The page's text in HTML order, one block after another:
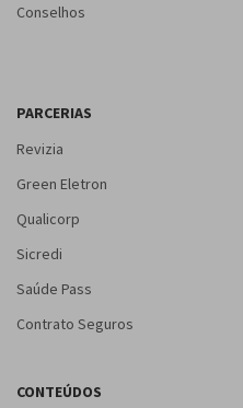
Conselhos
PARCERIAS
Revizia
Green Eletron
Qualicorp
Sicredi
Saúde Pass
Contrato Seguros
CONTEÚDOS